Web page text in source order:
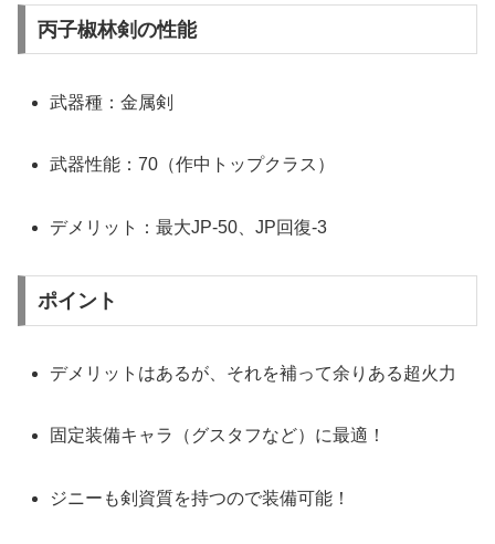
丙子椒林剣の性能
武器種：金属剣
武器性能：70（作中トップクラス）
デメリット：最大JP-50、JP回復-3
ポイント
デメリットはあるが、それを補って余りある超火力
固定装備キャラ（グスタフなど）に最適！
ジニーも剣資質を持つので装備可能！